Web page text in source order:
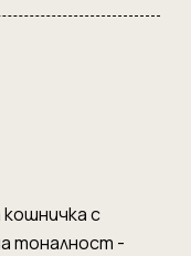
с
тоналност -